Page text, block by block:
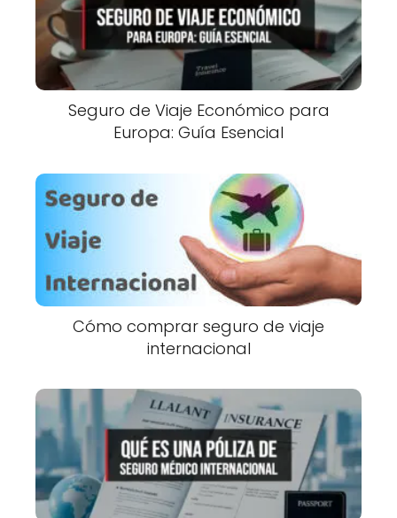
Seguro de Viaje Económico para
Europa: Guía Esencial
Cómo comprar seguro de viaje
internacional